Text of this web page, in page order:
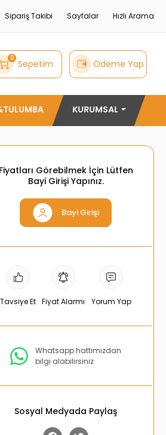
Sipariş Takibi Sayfalar Hızlı Arama
0 Sepetim Ödeme Yap
KURUMSAL
Fiyatları Görebilmek İçin Lütfen
Bayi Girişi Yapınız.
Bayi Girişi
Tavsiye Et Fiyat Alarmı Yorum Yap
Whatsapp hattımızdan
bilgi alabilirsiniz
Sosyal Medyada Paylaş